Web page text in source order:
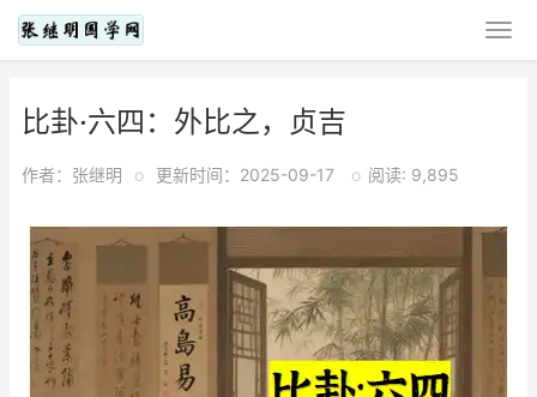
比卦·六四：外比之，贞吉
作者：张继明 o 更新时间：2025-09-17 o 阅读: 9,895